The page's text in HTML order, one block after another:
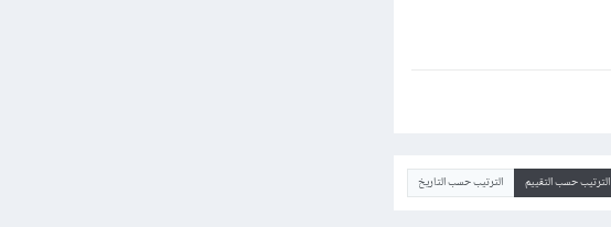
الترتيب حسب التقييم الترتيب حسب التاريخ